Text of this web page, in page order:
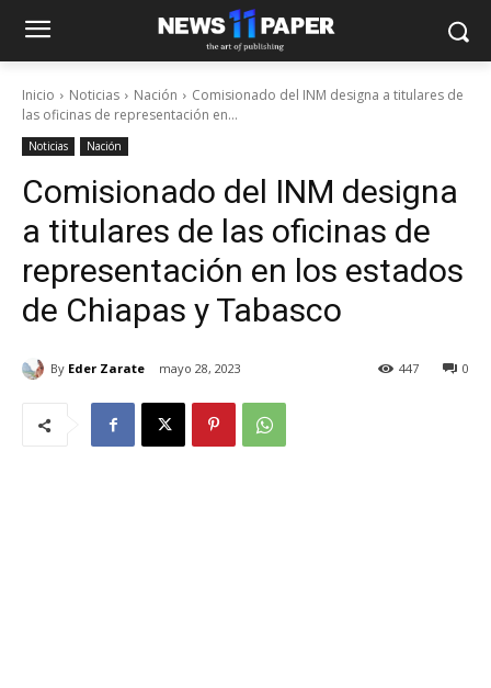
Inicio Noticias Nación
Comisionado del INM designa a titulares de
las oficinas de representación en...
Noticias Nación
Comisionado del INM designa
a titulares de las oficinas de
representación en los estados
de Chiapas y Tabasco
By Eder Zarate mayo 28, 2023 0
447